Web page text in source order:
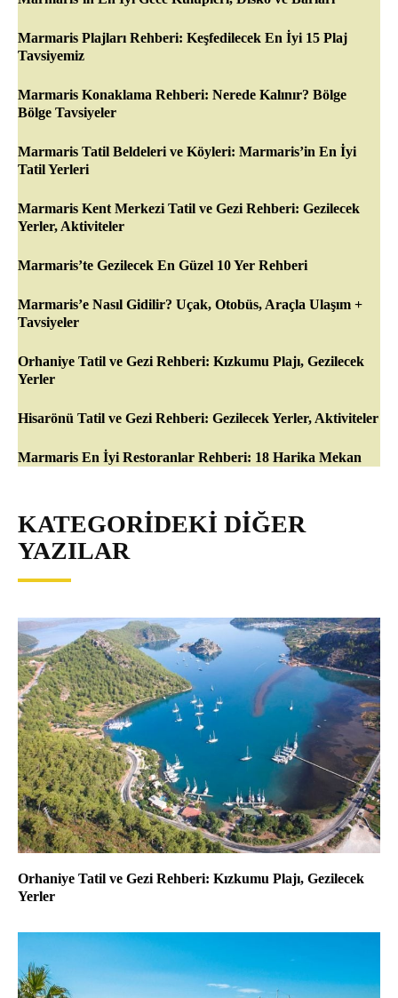
Marmaris Plajları Rehberi: Keşfedilecek En İyi 15 Plaj
Tavsiyemiz
Marmaris Konaklama Rehberi: Nerede Kalınır? Bölge
Bölge Tavsiyeler
Marmaris Tatil Beldeleri ve Köyleri: Marmaris’in En İyi
Tatil Yerleri
Marmaris Kent Merkezi Tatil ve Gezi Rehberi: Gezilecek
Yerler, Aktiviteler
Marmaris’te Gezilecek En Güzel 10 Yer Rehberi
Marmaris’e Nasıl Gidilir? Uçak, Otobüs, Araçla Ulaşım +
Tavsiyeler
Orhaniye Tatil ve Gezi Rehberi: Kızkumu Plajı, Gezilecek
Yerler
Hisarönü Tatil ve Gezi Rehberi: Gezilecek Yerler, Aktiviteler
Marmaris En İyi Restoranlar Rehberi: 18 Harika Mekan
KATEGORIDEKI DIĞER
YAZILAR
Orhaniye Tatil ve Gezi Rehberi: Kızkumu Plajı, Gezilecek
Yerler